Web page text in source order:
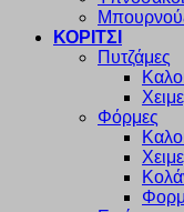
ΚΟΡΙΤΣΙ
Πυτζάμες
Φόρμες